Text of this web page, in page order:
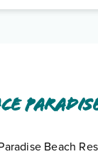
Beach